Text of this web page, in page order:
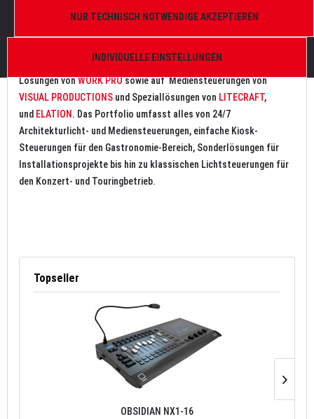
Für jede Anwendung und jedes Budget finden Sie hier die richtige
, für kleinere Events, Locations und Installationen auf
Lösungen vonWORK PROsowie auf Mediensteuerungen von
VISUAL PRODUCTIONS und Speziallösungen von LITECRAFT,
und ELATION . Das Portfolio umfasst alles von 24/7
Architekturlicht- und Mediensteuerungen, einfache Kiosk-
Steuerungen für den Gastronomie-Bereich, Sonderlösungen für
Installationsprojekte bis hin zu klassischen Lichtsteuerungen für
den Konzert- und Touringbetrieb.
Topseller
OBSIDIAN NX1-16
INDIVIDUELLE EINSTELLUNGEN
NUR TECHNISCH NOTWENDIGE AKZEPTIEREN